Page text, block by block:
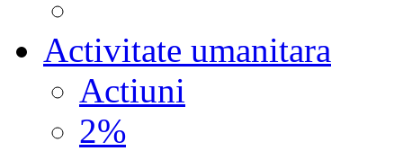
Activitate umanitara
Actiuni
2%